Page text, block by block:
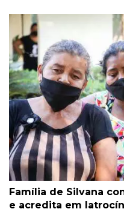
Família de Silvana
e acredita em